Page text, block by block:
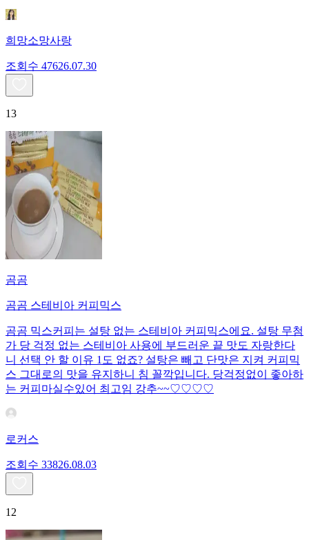
희망소망사랑
조회수 47626.07.30
13
곰곰
곰곰 스테비아 커피믹스
곰곰 믹스커피는 설탕 없는 스테비아 커피믹스에요. 설탕 무첨
가 당 걱정 없는 스테비아 사용에 부드러운 끝 맛도 자랑한다
니 선택 안 할 이유 1도 없죠? 설탕은 빼고 단맛은 지켜 커피믹
스 그대로의 맛을 유지하니 침 꼴깍입니다. 당걱정없이 좋아하
는 커피마실수있어 최고임 강추~~♡♡♡♡
로커스
조회수 33826.08.03
12